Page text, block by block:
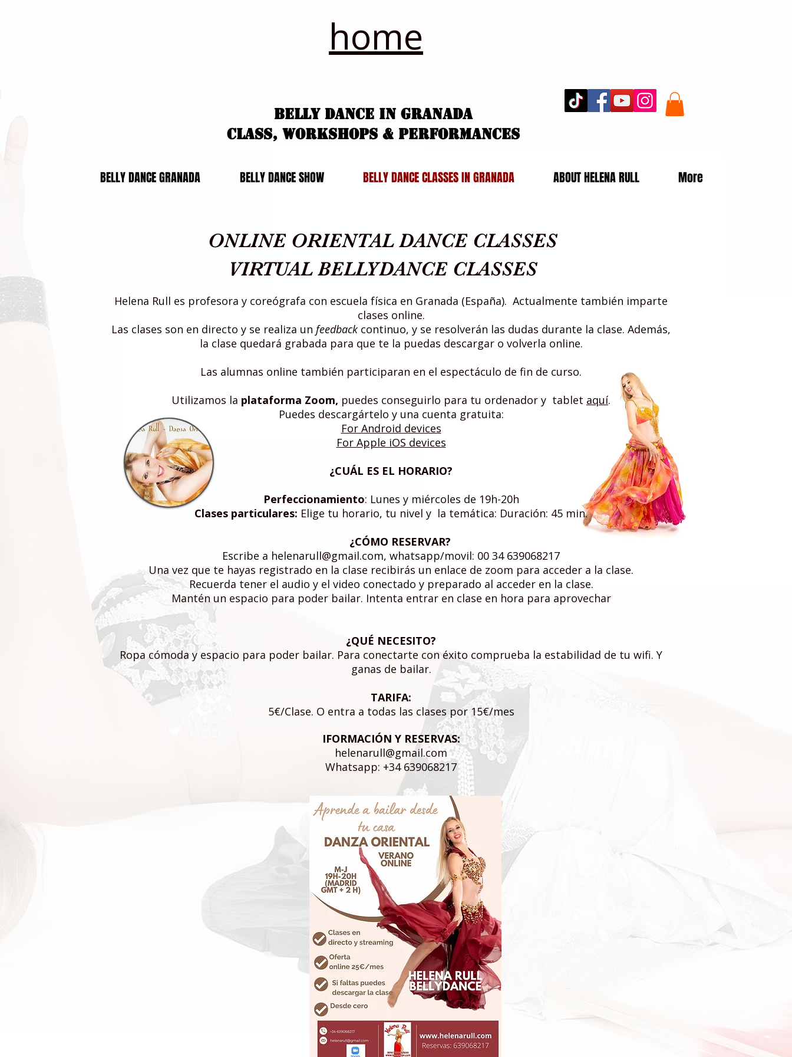
home
Belly Dance in granada
Class, workshops & performances
BELLY DANCE GRANADA BELLY DANCE SHOW BELLY DANCE CLASSES IN GRANADA ABOUT HELENA RULL More
ONLINE ORIENTAL DANCE CLASSES
VIRTUAL BELLYDANCE CLASSES
Helena Rull es profesora y coreógrafa con escuela física en Granada (España). Actualmente también imparte
clases online.
Las clases son en directo y se realiza un feedback continuo, y se resolverán las dudas durante la clase. Además,
la clase quedará grabada para que te la puedas descargar o volverla online.
Las alumnas online también participaran en el espectáculo de fin de curso.
Utilizamos la plataforma Zoom, puedes conseguirlo para tu ordenador y tablet aquí.
Puedes descargártelo y una cuenta gratuita:
For Android devices
For Apple iOS devices
¿CUÁL ES EL HORARIO?
Perfeccionamiento: Lunes y miércoles de 19h-20h
Clases particulares: Elige tu horario, tu nivel y la temática: Duración: 45 min.
¿CÓMO RESERVAR?
Escribe a helenarull@gmail.com, whatsapp/movil: 00 34 639068217
Una vez que te hayas registrado en la clase recibirás un enlace de zoom para acceder a la clase.
Recuerda tener el audio y el video conectado y preparado al acceder en la clase.
Mantén un espacio para poder bailar. Intenta entrar en clase en hora para aprovechar
¿QUÉ NECESITO?
Ropa cómoda y espacio para poder bailar. Para conectarte con éxito comprueba la estabilidad de tu wifi. Y
ganas de bailar.
TARIFA:
5€/Clase. O entra a todas las clases por 15€/mes
IFORMACIÓN Y RESERVAS:
helenarull@gmail.com
Whatsapp: +34 639068217